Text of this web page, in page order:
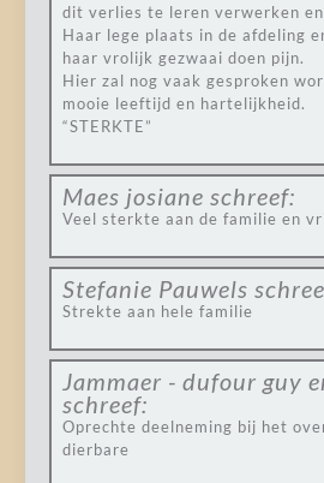
dit verlies te leren verwerken
Haar lege plaats in de afdeling
haar vrolijk gezwaai doen pijn.
Hier zal nog vaak gesproken
mooie leeftijd en hartelijkheid.
“STERKTE”
Maes josiane schreef:
Veel sterkte aan de familie en
Stefanie Pauwels
Strekte aan hele familie
Jammaer - dufour guy
schreef:
Oprechte deelneming bij het
dierbare